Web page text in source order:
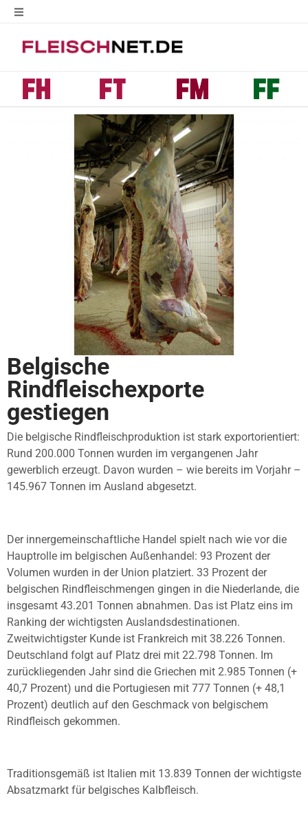
Belgische
Rindfleischexporte
gestiegen
Die belgische Rindfleischproduktion ist stark exportorientiert:
Rund 200.000 Tonnen wurden im vergangenen Jahr
gewerblich erzeugt. Davon wurden – wie bereits im Vorjahr –
145.967 Tonnen im Ausland abgesetzt.
Der innergemeinschaftliche Handel spielt nach wie vor die
Hauptrolle im belgischen Außenhandel: 93 Prozent der
Volumen wurden in der Union platziert. 33 Prozent der
belgischen Rindfleischmengen gingen in die Niederlande, die
insgesamt 43.201 Tonnen abnahmen. Das ist Platz eins im
Ranking der wichtigsten Auslandsdestinationen.
Zweitwichtigster Kunde ist Frankreich mit 38.226 Tonnen.
Deutschland folgt auf Platz drei mit 22.798 Tonnen. Im
zurückliegenden Jahr sind die Griechen mit 2.985 Tonnen (+
40,7 Prozent) und die Portugiesen mit 777 Tonnen (+ 48,1
Prozent) deutlich auf den Geschmack von belgischem
Rindfleisch gekommen.
Traditionsgemäß ist Italien mit 13.839 Tonnen der wichtigste
Absatzmarkt für belgisches Kalbfleisch.